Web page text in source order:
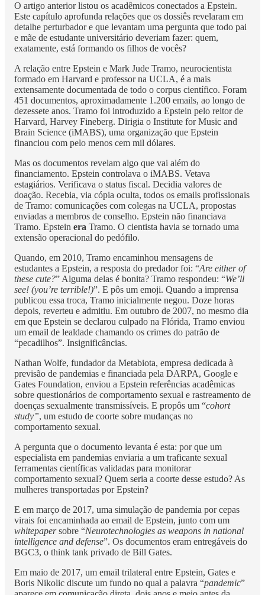
O artigo anterior listou os acadêmicos conectados a Epstein.
Este capítulo aprofunda relações que os dossiês revelaram em
detalhe perturbador e que levantam uma pergunta que todo pai
e mãe de estudante universitário deveriam fazer: quem,
exatamente, está formando os filhos de vocês?
A relação entre Epstein e Mark Jude Tramo, neurocientista
formado em Harvard e professor na UCLA, é a mais
extensamente documentada de todo o corpus científico. Foram
451 documentos, aproximadamente 1.200 emails, ao longo de
dezessete anos. Tramo foi introduzido a Epstein pelo reitor de
Harvard, Harvey Fineberg. Dirigia o Institute for Music and
Brain Science (iMABS), uma organização que Epstein
financiou com pelo menos cem mil dólares.
Mas os documentos revelam algo que vai além do
financiamento. Epstein controlava o iMABS. Vetava
estagiários. Verificava o status fiscal. Decidia valores de
doação. Recebia, via cópia oculta, todos os emails profissionais
de Tramo: comunicações com colegas na UCLA, propostas
enviadas a membros de conselho. Epstein não financiava
Tramo. Epstein era Tramo. O cientista havia se tornado uma
extensão operacional do pedófilo.
Quando, em 2010, Tramo encaminhou mensagens de
estudantes a Epstein, a resposta do predador foi: “Are either of
these cute?” Alguma delas é bonita? Tramo respondeu: “We’ll
see! (you’re terrible!)”. E pôs um emoji. Quando a imprensa
publicou essa troca, Tramo inicialmente negou. Doze horas
depois, reverteu e admitiu. Em outubro de 2007, no mesmo dia
em que Epstein se declarou culpado na Flórida, Tramo enviou
um email de lealdade chamando os crimes do patrão de
“pecadilhos”. Insignificâncias.
Nathan Wolfe, fundador da Metabiota, empresa dedicada à
previsão de pandemias e financiada pela DARPA, Google e
Gates Foundation, enviou a Epstein referências acadêmicas
sobre questionários de comportamento sexual e rastreamento de
doenças sexualmente transmissíveis. E propôs um “cohort
study”, um estudo de coorte sobre mudanças no
comportamento sexual.
A pergunta que o documento levanta é esta: por que um
especialista em pandemias enviaria a um traficante sexual
ferramentas científicas validadas para monitorar
comportamento sexual? Quem seria a coorte desse estudo? As
mulheres transportadas por Epstein?
E em março de 2017, uma simulação de pandemia por cepas
virais foi encaminhada ao email de Epstein, junto com um
whitepapersobre “Neurotechnologies as weapons in national
intelligence and defense”. Os documentos eram entregáveis do
BGC3, o think tank privado de Bill Gates.
Em maio de 2017, um email trilateral entre Epstein, Gates e
Boris Nikolic discute um fundo no qual a palavra “pandemic”